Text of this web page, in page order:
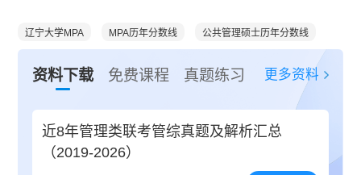
辽宁大学MPA MPA历年分数线 公共管理硕士历年分数线
资料下载 免费课程 真题练习 更多资料
近8年管理类联考管综真题及解析汇总
（2019-2026）